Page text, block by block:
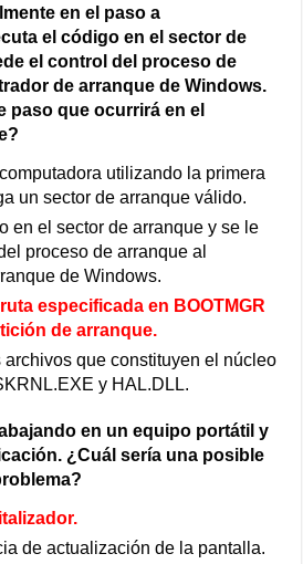
en el paso a
el código en el sector de
el control del proceso de
de arranque de Windows.
paso que ocurrirá en el
utilizando la primera
un sector de arranque válido.
en el sector de arranque y se le
proceso de arranque al
de Windows.
especificada en BOOTMGR
de arranque.
que constituyen el núcleo
y HAL.DLL.
en un equipo portátil y
¿Cuál sería una posible
de actualización de la pantalla.